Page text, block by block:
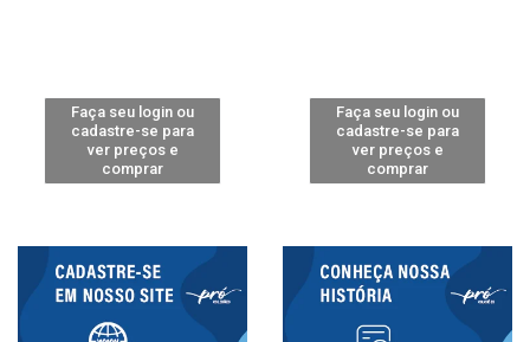
Faça seu login ou
cadastre-se para
ver preços e
comprar
Faça seu login ou
cadastre-se para
ver preços e
comprar